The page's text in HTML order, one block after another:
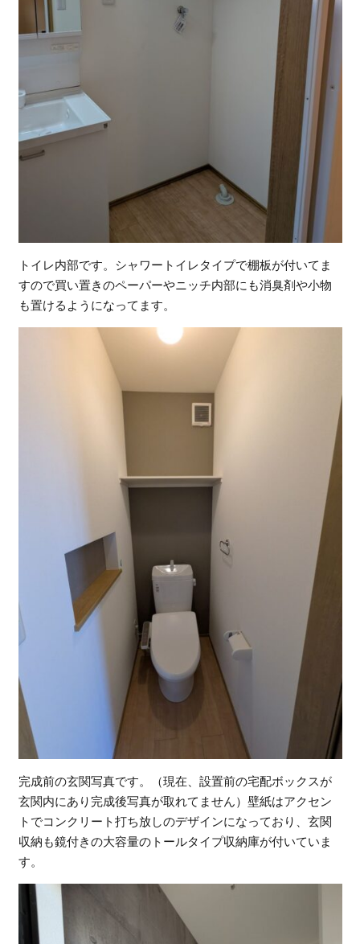
トイレ内部です。シャワートイレタイプで棚板が付いてま
すので買い置きのペーパーやニッチ内部にも消臭剤や小物
も置けるようになってます。
完成前の玄関写真です。（現在、設置前の宅配ボックスが
玄関内にあり完成後写真が取れてません）壁紙はアクセン
トでコンクリート打ち放しのデザインになっており、玄関
収納も鏡付きの大容量のトールタイプ収納庫が付いていま
す。